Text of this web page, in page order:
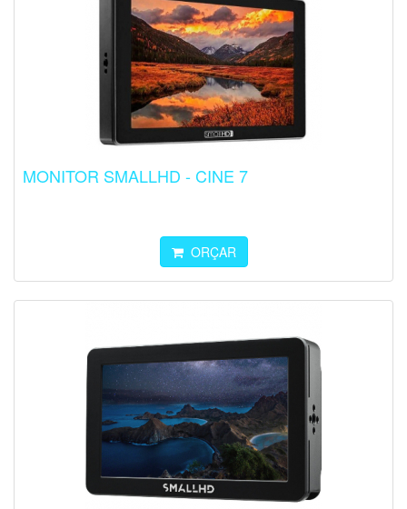
MONITOR SMALLHD - CINE 7
ORÇAR